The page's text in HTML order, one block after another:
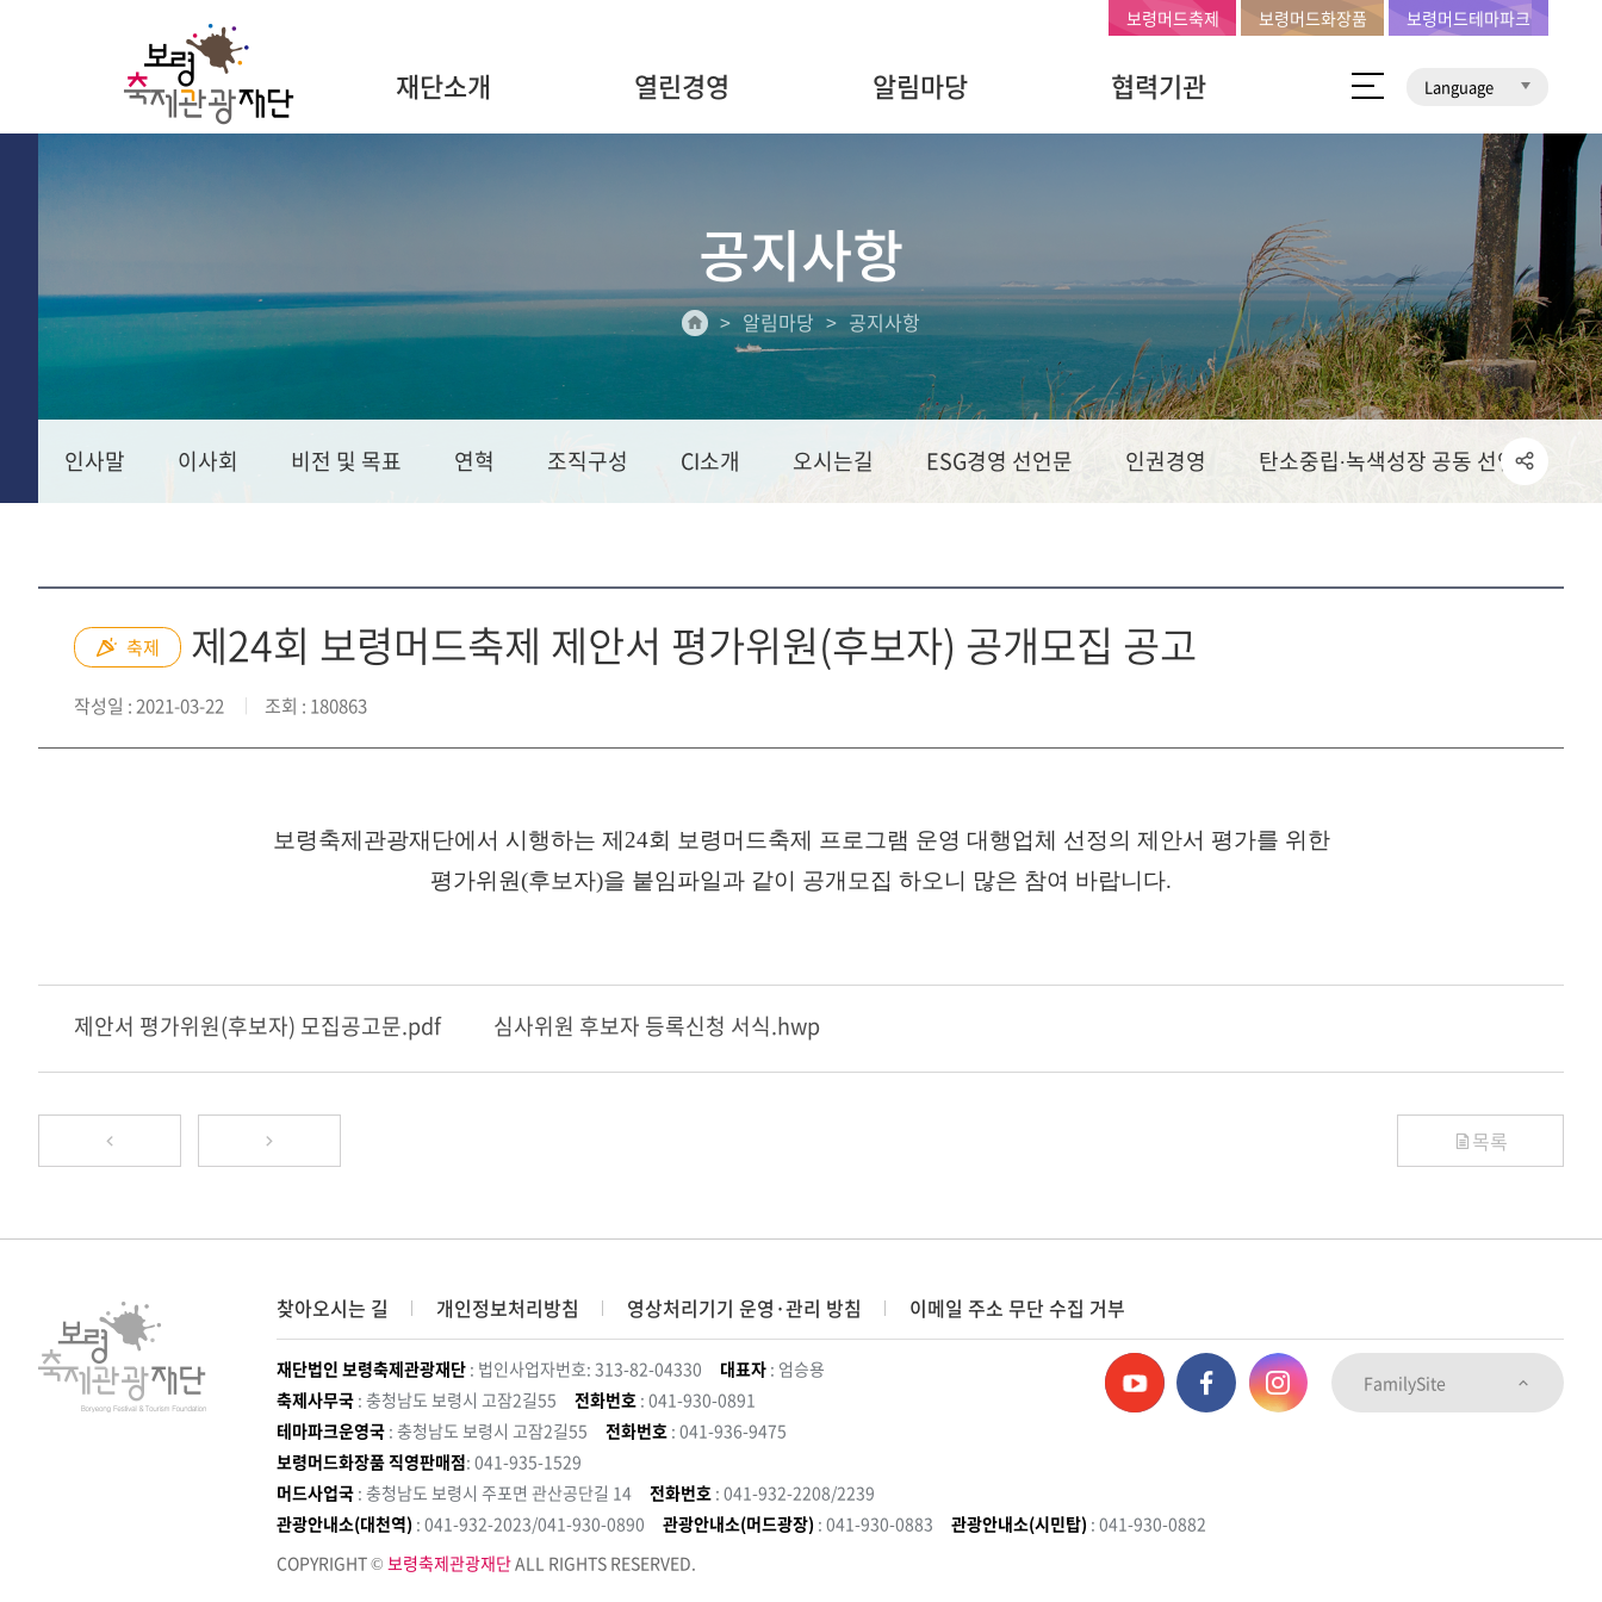
재단소개 열린경영 알림마당 협력기관 Language
보령머드축제 보령머드화장품 보령머드테마파크
공지사항
알림마당 공지사항
인사말 이사회 비전 및 목표 연혁 조직구성 CI소개 오시는길 ESG경영 선언문 인권경영 탄소중립∙녹색성장 공동 선언문
축제 제24회 보령머드축제 제안서 평가위원(후보자) 공개모집 공고
작성일 : 2021-03-22 조회 : 180863
보령축제관광재단에서 시행하는 제24회 보령머드축제 프로그램 운영 대행업체 선정의 제안서 평가를 위한
평가위원(후보자)을 붙임파일과 같이 공개모집 하오니 많은 참여 바랍니다.
제안서 평가위원(후보자) 모집공고문.pdf 심사위원 후보자 등록신청 서식.hwp
목록
찾아오시는 길 개인정보처리방침 영상처리기기 운영·관리 방침 이메일 주소 무단 수집 거부
재단법인 보령축제관광재단 : 법인사업자번호: 313-82-04330 대표자 : 엄승용
축제사무국 : 충청남도 보령시 고잠2길55 전화번호 : 041-930-0891
테마파크운영국 : 충청남도 보령시 고잠2길55 전화번호 : 041-936-9475
보령머드화장품 직영판매점: 041-935-1529
머드사업국 : 충청남도 보령시 주포면 관산공단길 14 전화번호 : 041-932-2208/2239
관광안내소(대천역) : 041-932-2023/041-930-0890 관광안내소(머드광장) : 041-930-0883 관광안내소(시민탑) : 041-930-0882
COPYRIGHT © 보령축제관광재단ALL RIGHTS RESERVED.
FamilySite